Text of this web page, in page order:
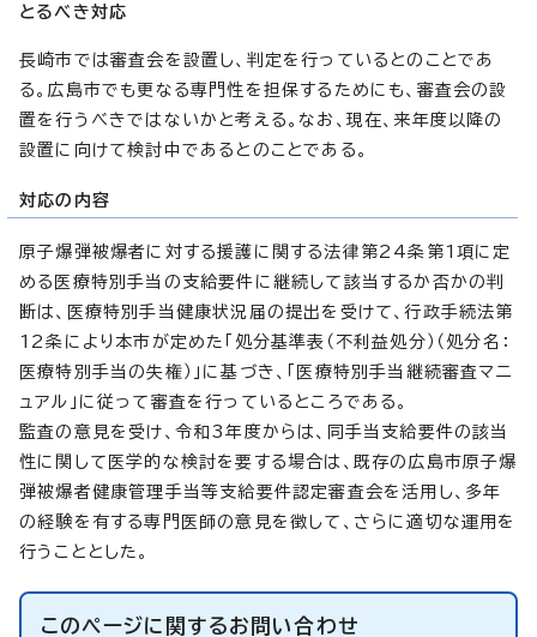
とるべき対応
長崎市では審査会を設置し、判定を行っているとのことであ
る。広島市でも更なる専門性を担保するためにも、審査会の設
置を行うべきではないかと考える。なお、現在、来年度以降の
設置に向けて検討中であるとのことである。
対応の内容
原子爆弾被爆者に対する援護に関する法律第24条第1項に定
める医療特別手当の支給要件に継続して該当するか否かの判
断は、医療特別手当健康状況届の提出を受けて、行政手続法第
12条により本市が定めた「処分基準表（不利益処分）（処分名：
医療特別手当の失権）」に基づき、「医療特別手当継続審査マニ
ュアル」に従って審査を行っているところである。
監査の意見を受け、令和3年度からは、同手当支給要件の該当
性に関して医学的な検討を要する場合は、既存の広島市原子爆
弾被爆者健康管理手当等支給要件認定審査会を活用し、多年
の経験を有する専門医師の意見を徴して、さらに適切な運用を
行うこととした。
このページに関するお問い合わせ